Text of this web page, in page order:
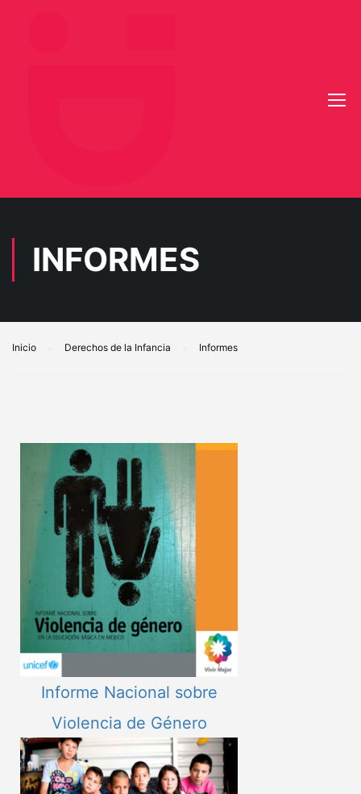
INFORMES
Inicio Derechos de la Infancia Informes
Informe Nacional sobre
Violencia de Género